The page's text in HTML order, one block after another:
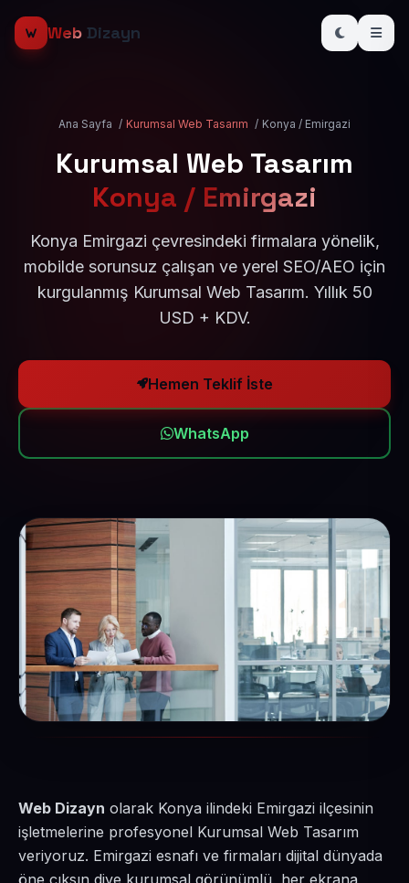
Web Dizayn
Ana Sayfa / Kurumsal Web Tasarım / Konya / Emirgazi
Kurumsal Web Tasarım
Konya / Emirgazi
Konya Emirgazi çevresindeki firmalara yönelik,
mobilde sorunsuz çalışan ve yerel SEO/AEO için
kurgulanmış Kurumsal Web Tasarım. Yıllık 50
USD + KDV.
Hemen Teklif İste
WhatsApp
Web Dizayn olarak Konya ilindeki Emirgazi ilçesinin
işletmelerine profesyonel Kurumsal Web Tasarım
veriyoruz. Emirgazi esnafı ve firmaları dijital dünyada
öne çıksın diye kurumsal görünümlü, her ekrana